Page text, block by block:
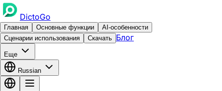
DictoGo
Главная Основные функции
AI-особенности
Сценарии использования
Скачать Блог
Еще
Russian